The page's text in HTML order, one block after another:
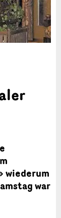
wiederum
war